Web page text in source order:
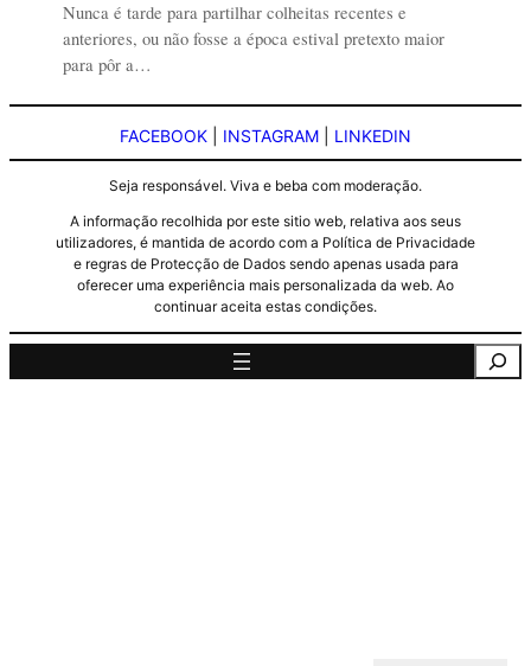
Nunca é tarde para partilhar colheitas recentes e
anteriores, ou não fosse a época estival pretexto maior
para pôr a…
FACEBOOK INSTAGRAM LINKEDIN
Seja responsável. Viva e beba com moderação.
A informação recolhida por este sitio web, relativa aos seus
utilizadores, é mantida de acordo com a Política de Privacidade
e regras de Protecção de Dados sendo apenas usada para
oferecer uma experiência mais personalizada da web. Ao
continuar aceita estas condições.